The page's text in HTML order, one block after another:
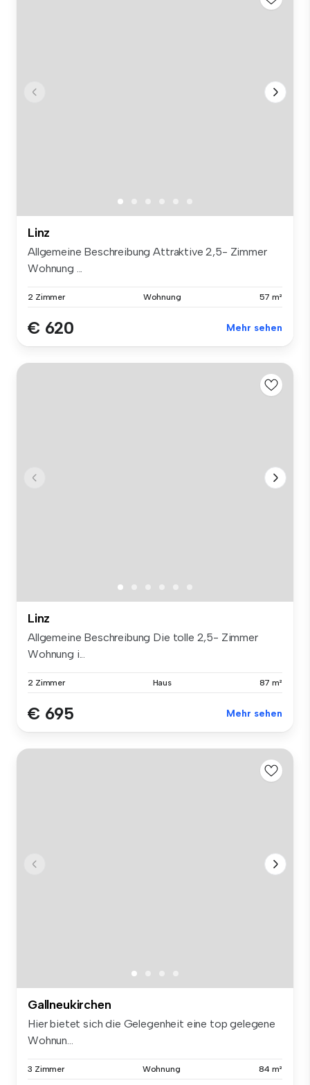
Linz
Allgemeine Beschreibung Attraktive 2,5- Zimmer
Wohnung ...
2 Zimmer Wohnung 57 m²
€ 620 Mehr sehen
Linz
Allgemeine Beschreibung Die tolle 2,5- Zimmer
Wohnung i...
2 Zimmer Haus 87 m²
€ 695 Mehr sehen
Gallneukirchen
Hier bietet sich die Gelegenheit eine top gelegene
Wohnun...
3 Zimmer Wohnung 84 m²